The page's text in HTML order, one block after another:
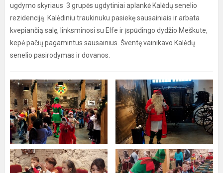
ugdymo skyriaus 3 grupės ugdytiniai aplankė Kalėdų senelio
rezidenciją. Kalėdiniu traukinuku pasiekę sausainiais ir arbata
kvepiančią salę, linksminosi su Elfe ir įspūdingo dydžio Meškute,
kepė pačių pagamintus sausainius. Šventę vainikavo Kalėdų
senelio pasirodymas ir dovanos.